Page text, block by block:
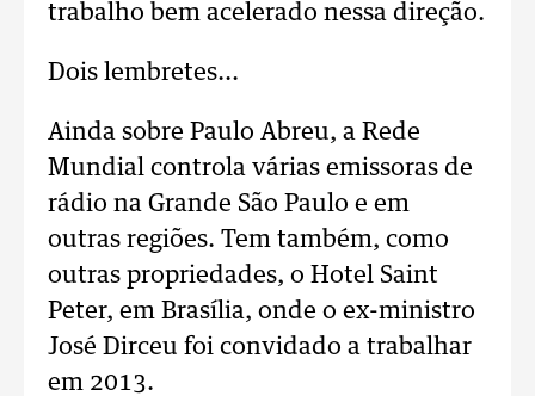
trabalho bem acelerado nessa direção.
Dois lembretes...
Ainda sobre Paulo Abreu, a Rede
Mundial controla várias emissoras de
rádio na Grande São Paulo e em
outras regiões. Tem também, como
outras propriedades, o Hotel Saint
Peter, em Brasília, onde o ex-ministro
José Dirceu foi convidado a trabalhar
em 2013.